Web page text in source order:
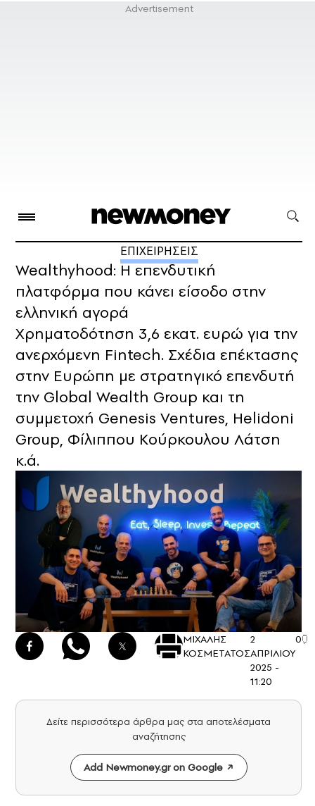
ΕΠΙΧΕΙΡΗΣΕΙΣ
Wealthyhood: Η επενδυτική
πλατφόρμα που κάνει είσοδο στην
ελληνική αγορά
Xρηματοδότηση 3,6 εκατ. ευρώ για την
ανερχόμενη Fintech. Σχέδια επέκτασης
στην Ευρώπη με στρατηγικό επενδυτή
την Global Wealth Group και τη
συμμετοχή Genesis Ventures, Helidoni
Group, Φίλιππου Κούρκουλου Λάτση
κ.ά.
ΜΙΧΑΛΗΣ
ΚΟΣΜΕΤΑΤΟΣ
2
ΑΠΡΙΛΙΟΥ
2025 -
11:20
0
Δείτε περισσότερα άρθρα μας στα αποτελέσματα
αναζήτησης
Add Newmoney.gr on Google